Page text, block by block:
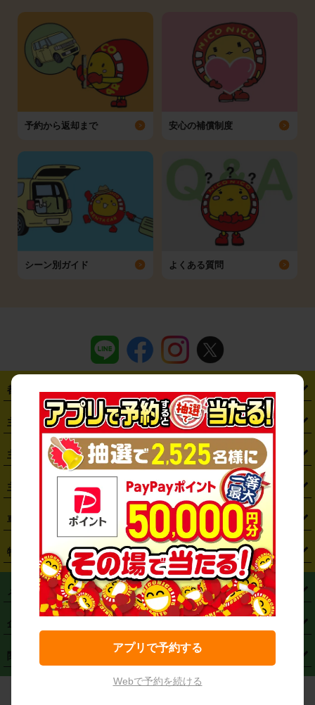
予約から返却まで 安心の補償制度
シーン別ガイド よくある質問
都道府県から探す
・ 北海道 ・青森県 ・岩手県 ・宮城県 ・秋田県 ・山形県
・東京都 ・神奈川県 ・埼玉県 ・千葉県 ・
・ 栃木県 ・群馬県 ・山梨県 ・愛知県 ・静岡県 ・岐阜県
・ 新潟県 富山県 ・石川県 ・福井県 ・大阪府
京都府 滋賀県 ・和歌山県 ・ 奈良県 ・三重県
・島根県 ・岡山県 ・広島県 ・山口県 ・徳島県
香川県 ・愛媛県 ・高知県 ・福岡県 ・佐賀県 ・長崎県
熊本県 ・大分県 ・宮崎県 ・鹿児島県 ・沖縄県
主要駅から探す
・ 札幌駅 ・仙台駅 ・新宿駅 ・池袋駅 ・渋谷駅 東京駅
・川崎駅 ・大宮駅 ・西船橋駅 ・柏駅 ・名古屋駅
・ 難波駅 三宮駅 ・京都駅 ・ 広島駅 ・博多駅
・ 那覇空港駅
主要空港から探す
・ 新千歳空港 仙台空港
・ 羽田空港
・ 中部国際空港セントレア 関西国際空港
・ 大阪国際空港（伊丹空港） ・神戸空港
・ 岡山空港 ・徳島空港
・ 福岡空港 ・鹿児島空港
・
主要都市から探す
・仙台市
・さいたま市
・ 横浜市 ・川崎市
相模原市 ・新潟市
静岡市 ・浜松市
・ 名古屋市 ・京都市
・ 堺市
・ ・岡山市
車種から探す
・コンパクトカー ・ステーションワゴン・セダン
ミニバン・ワンボックス ・ 高級ミニバン・ワンボックス
・ 軽トラック・商用バン
トラック・バン (タウンエースバン、ライトエースバン等)
(ハイエースバン・キャラバン等)
特徴から探す
ハイブリッド ・宅配レンタカー ・ETCカードレンタル
・ 長期レンタル ・ 深夜時間帯レンタル ・免責補償プラス
・
国際運転免許証 ・営業時間外返却サービス
メニュー
トップページ ・はじめての方へ ・ご利用案内
予約から返却まで
・店舗を探す
企業情報
ニュース ・フランチャイズ募集
関連サービス
カーリースなら「定額ニコノリパック」
アプリで予約する
Webで予約を続ける